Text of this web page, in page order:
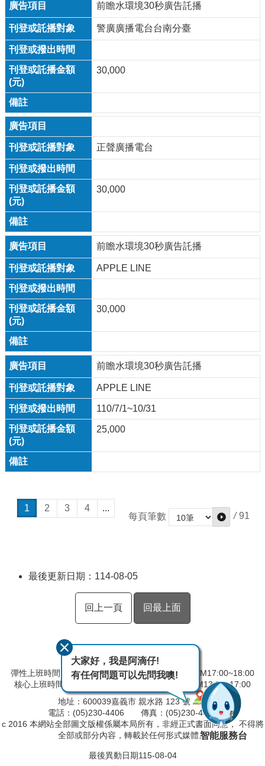
前瞻水環境30秒廣告託播
警廣廣播電台台南分臺
30,000
正聲廣播電台
30,000
前瞻水環境30秒廣告託播
APPLE LINE
30,000
前瞻水環境30秒廣告託播
APPLE LINE
110/7/1~10/31
25,000
1 2 3 4
...
每頁筆數
/ 91
最後更新日期：114-08-05
回上一頁 回最上面
彈性上班時間：AM08:00~09:00 彈性下班時間：PM17:00~18:00
核心上班時間：星期一 ~ 星期五 AM9:00~12:30 PM13:30~17:00
地址：600039嘉義市 親水路 123 號
電話：(05)230-4406 傳真：(05)230-4421
c 2016 本網站全部圖文版權係屬本局所有，非經正式書面同意， 不得將
全部或部分內容，轉載於任何形式媒體。
最後異動日期115-08-04
大家好，我是阿滴仔!
有任何問題可以先問我噢!
智能服務台